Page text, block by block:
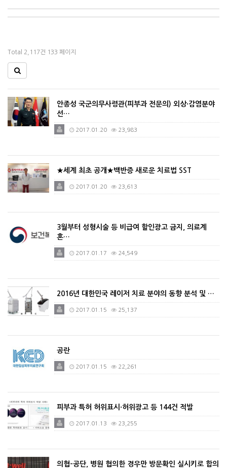
Total 2,117건 133 페이지
안종성 국군의무사령관(피부과 전문의) 외상·감염분야
선…
2017.01.20 23,983
★세계 최초 공개★백반증 새로운 치료법 SST
2017.01.20 23,613
3월부터 성형시술 등 비급여 할인광고 금지, 의료계
혼…
2017.01.17 24,549
2016년 대한민국 레이저 치료 분야의 동향 분석 및 …
2017.01.15 25,137
공란
2017.01.15 22,261
피부과 특허 허위표시·허위광고 등 144건 적발
2017.01.13 23,255
의협-공단, 병원 협의한 경우만 방문확인 실시키로 합의